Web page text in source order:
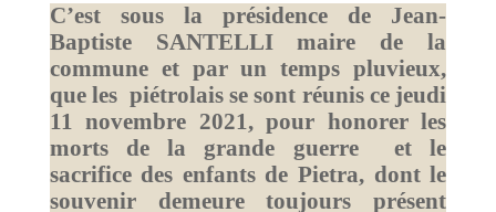
C’est sous la présidence de Jean-
Baptiste SANTELLI maire de la
commune et par un temps pluvieux,
que les piétrolais se sont réunis ce jeudi
11 novembre 2021, pour honorer les
morts de la grande guerre et le
sacrifice des enfants de Pietra, dont le
souvenir demeure toujours présent